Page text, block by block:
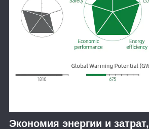
Экономия энергии и затрат,